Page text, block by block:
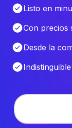
Listo en
Con precios
Desde la